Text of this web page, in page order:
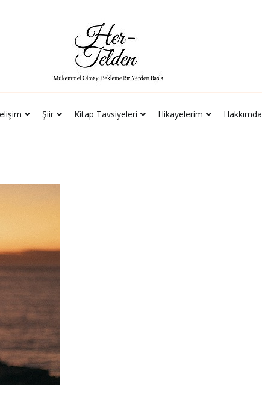
Şiir Kitap Tavsiyeleri Hikayelerim Hakkımda